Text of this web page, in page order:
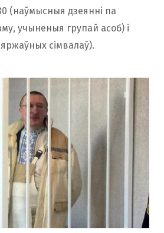
(наўмысныя дзеянні па
учыненыя групай асоб) і
сімвалаў).